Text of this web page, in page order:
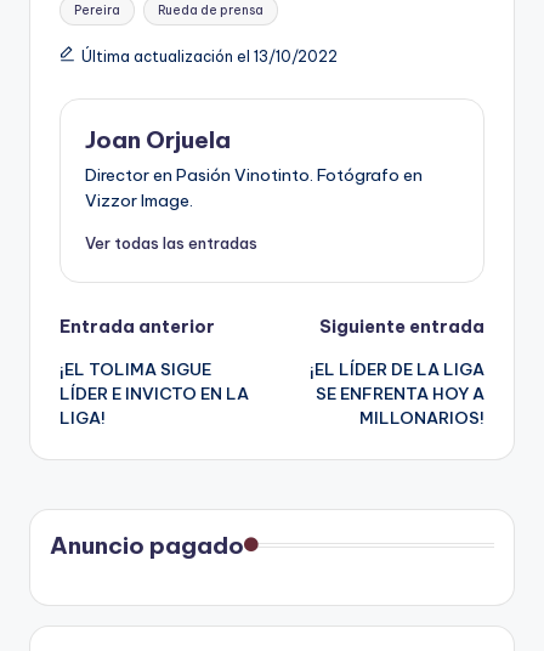
Pereira Rueda de prensa
Última actualización el 13/10/2022
Joan Orjuela
Director en Pasión Vinotinto. Fotógrafo en
Vizzor Image.
Ver todas las entradas
Navegación
de
entradas
Entrada anterior
¡EL TOLIMA SIGUE
LÍDER E INVICTO EN LA
LIGA!
Siguiente entrada
¡EL LÍDER DE LA LIGA
SE ENFRENTA HOY A
MILLONARIOS!
Anuncio pagado